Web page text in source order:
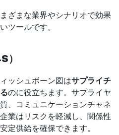
ざまな業界やシナリオで効果
ツールです。
）
ッシュボーン図はサプライチ
のに役立ちます。サプライヤ
、コミュニケーションチャネ
業はリスクを軽減し、関係性
定供給を確保できます。